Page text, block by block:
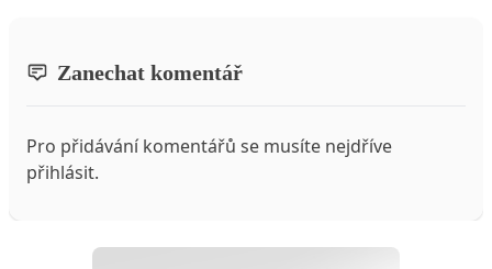
Zanechat komentář
Pro přidávání komentářů se musíte nejdříve
přihlásit.